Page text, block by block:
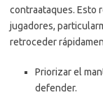
contraataques. Esto
jugadores,
retroceder
Priorizar el
defender.